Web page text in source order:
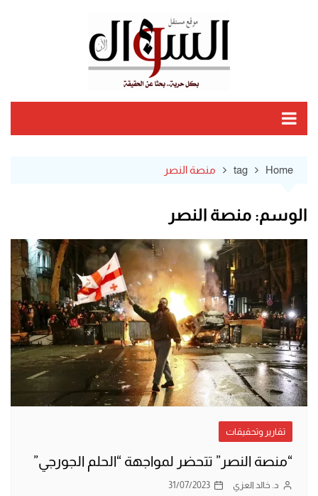
Home
tag منصة النصر
الوسم: منصة النصر
تقارير وتحقيقات
“منصة النصر” تتحضر لمواجهة “الحلم الجورجي”
د. خالد العزي 31/07/2023